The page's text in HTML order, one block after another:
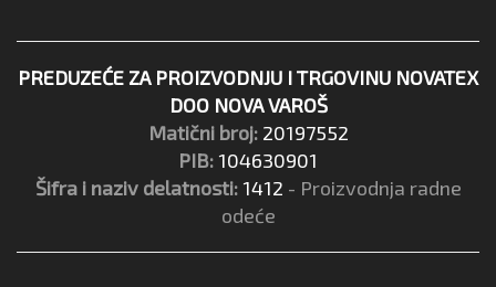
PREDUZEĆE ZA PROIZVODNJU I TRGOVINU NOVATEX
DOO NOVA VAROŠ
Matični broj: 20197552
PIB: 104630901
Šifra i naziv delatnosti: 1412 - Proizvodnja radne
odeće